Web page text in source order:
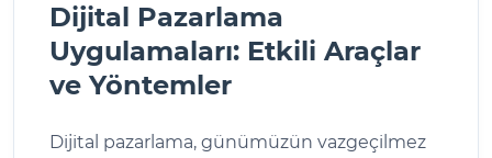
Dijital Pazarlama
Uygulamaları: Etkili Araçlar
ve Yöntemler
Dijital pazarlama, günümüzün vazgeçilmez